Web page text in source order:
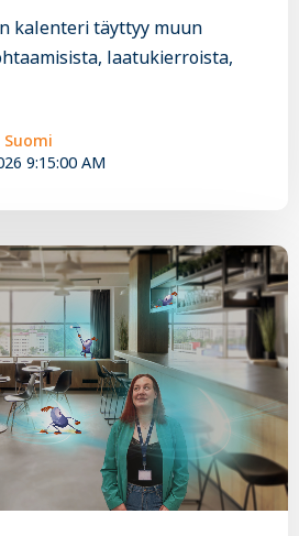
kalenteri täyttyy muun
laatukierroista,
Suomi
9:15:00 AM